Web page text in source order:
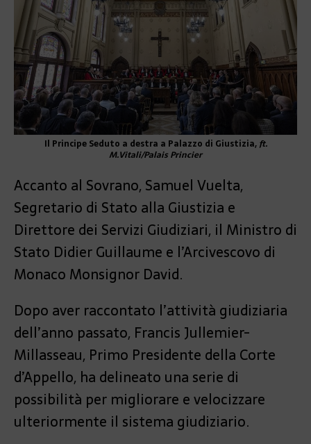
Il Principe Seduto a destra a Palazzo di Giustizia, ft.
M.Vitali/Palais Princier
Accanto al Sovrano, Samuel Vuelta,
Segretario di Stato alla Giustizia e
Direttore dei Servizi Giudiziari, il Ministro di
Stato Didier Guillaume e l’Arcivescovo di
Monaco Monsignor David.
Dopo aver raccontato l’attività giudiziaria
dell’anno passato, Francis Jullemier-
Millasseau, Primo Presidente della Corte
d’Appello, ha delineato una serie di
possibilità per migliorare e velocizzare
ulteriormente il sistema giudiziario.